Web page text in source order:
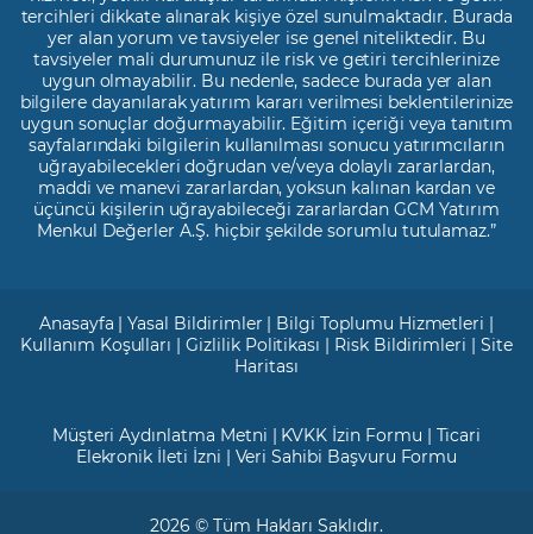
tercihleri dikkate alınarak kişiye özel sunulmaktadır. Burada
yer alan yorum ve tavsiyeler ise genel niteliktedir. Bu
tavsiyeler mali durumunuz ile risk ve getiri tercihlerinize
uygun olmayabilir. Bu nedenle, sadece burada yer alan
bilgilere dayanılarak yatırım kararı verilmesi beklentilerinize
uygun sonuçlar doğurmayabilir. Eğitim içeriği veya tanıtım
sayfalarındaki bilgilerin kullanılması sonucu yatırımcıların
uğrayabilecekleri doğrudan ve/veya dolaylı zararlardan,
maddi ve manevi zararlardan, yoksun kalınan kardan ve
üçüncü kişilerin uğrayabileceği zararlardan GCM Yatırım
Menkul Değerler A.Ş. hiçbir şekilde sorumlu tutulamaz.”
Anasayfa |Yasal Bildirimler | Bilgi Toplumu Hizmetleri |
Kullanım Koşulları |Gizlilik Politikası | Risk Bildirimleri |Site
Haritası
Müşteri Aydınlatma Metni | KVKK İzin Formu | Ticari
Elekronik İleti İzni | Veri Sahibi Başvuru Formu
2026 © Tüm Hakları Saklıdır.